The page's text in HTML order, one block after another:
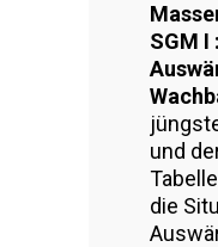
SGM I
und
die